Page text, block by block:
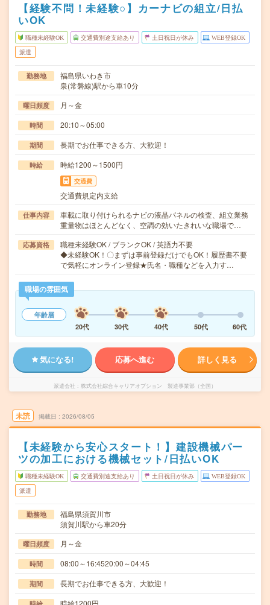
【経験不問！未経験○】カーナビの組立/日払
いOK
職種未経験OK 交通費別途支給あり 土日祝日が休み WEB登録OK
派遣
勤務地
福島県いわき市
泉(常磐線)駅から車10分
曜日頻度 月～金
時間 20:10～05:00
期間 長期でお仕事できる方、大歓迎！
時給 時給1200～1500円
交通費
交通費規定内支給
仕事内容
車載に取り付けられるナビの液晶パネルの検査、組立業務
重量物はほとんどなく、空調の効いたきれいな職場で…
応募資格
職種未経験OK / ブランクOK / 英語力不要
◆未経験OK！〇まずは事前登録だけでもOK！履歴書不要
で気軽にオンライン登録★氏名・職種などを入力す…
職場の雰囲気
年齢層
20代
30代 40代 50代 60代
気になる! 応募へ進む 詳しく見る
派遣会社 株式会社綜合キャリアオプション 製造事業部（全国）
未読 掲載日 2026/08/05
【未経験から安心スタート！】建設機械パー
ツの加工における機械セット/日払いOK
職種未経験OK 交通費別途支給あり 土日祝日が休み WEB登録OK
派遣
勤務地
福島県須賀川市
須賀川駅から車20分
曜日頻度 月～金
時間 08:00～16:4520:00～04:45
期間 長期でお仕事できる方、大歓迎！
時給1200円